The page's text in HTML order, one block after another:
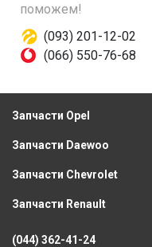
поможем!
(093) 201-12-02
(066) 550-76-68
Запчасти Opel
Запчасти Daewoo
Запчасти Chevrolet
Запчасти Renault
(044) 362-41-24